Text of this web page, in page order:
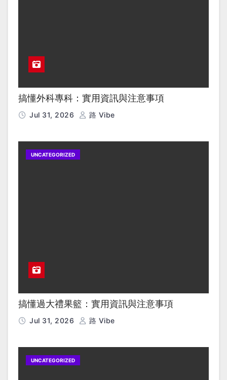
搞懂外科專科：實用資訊與注意事項
Jul 31, 2026 路 Vibe
UNCATEGORIZED
搞懂過大禮果籃：實用資訊與注意事項
Jul 31, 2026 路 Vibe
UNCATEGORIZED